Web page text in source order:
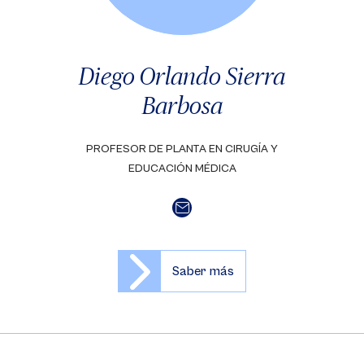
Diego Orlando Sierra
Barbosa
PROFESOR DE PLANTA EN CIRUGÍA Y
EDUCACIÓN MÉDICA
Saber más